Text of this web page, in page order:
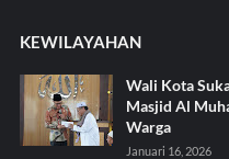
KEWILAYAHAN
Wali Kota
Masjid Al
Warga
Januari 16, 2026